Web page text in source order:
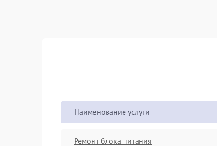
Наименование услуги
Ремонт блока питания